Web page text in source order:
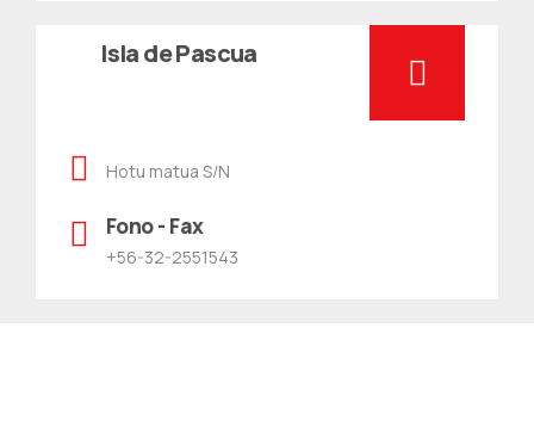
Isla de Pascua
Hotu matua S/N
Fono - Fax
+56-32-2551543